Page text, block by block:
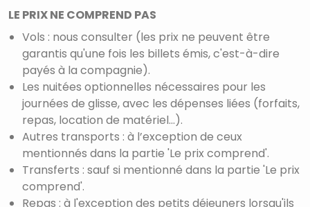
LE PRIX NE COMPREND PAS
Vols : nous consulter (les prix ne peuvent être
garantis qu'une fois les billets émis, c'est-à-dire
payés à la compagnie).
Les nuitées optionnelles nécessaires pour les
journées de glisse, avec les dépenses liées (forfaits,
repas, location de matériel...).
Autres transports : à l’exception de ceux
mentionnés dans la partie 'Le prix comprend'.
Transferts : sauf si mentionné dans la partie 'Le prix
comprend'.
Repas : à l'exception des petits déjeuners lorsqu'ils